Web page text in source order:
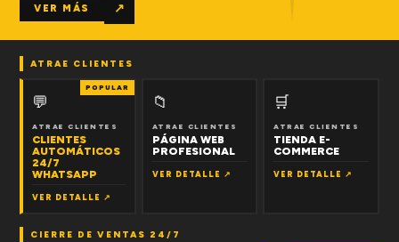
VER MÁS ↗
ATRAE CLIENTES
POPULAR
💬
ATRAE CLIENTES
CLIENTES
AUTOMÁTICOS
24/7
WHATSAPP
VER DETALLE ↗
📁
ATRAE CLIENTES
PÁGINA WEB
PROFESIONAL
VER DETALLE ↗
🛒
ATRAE CLIENTES
TIENDA E-
COMMERCE
VER DETALLE ↗
CIERRE DE VENTAS 24/7